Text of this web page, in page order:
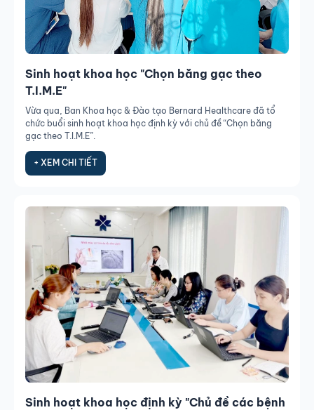
Sinh hoạt khoa học "Chọn băng gạc theo
T.I.M.E"
Vừa qua, Ban Khoa học & Đào tạo Bernard Healthcare đã tổ
chức buổi sinh hoạt khoa học định kỳ với chủ đề “Chọn băng
gạc theo T.I.M.E”.
+ XEM CHI TIẾT
Sinh hoạt khoa học định kỳ "Chủ đề các bệnh